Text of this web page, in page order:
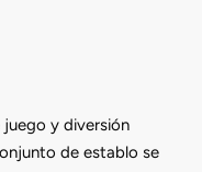
juego y diversión
de establo se